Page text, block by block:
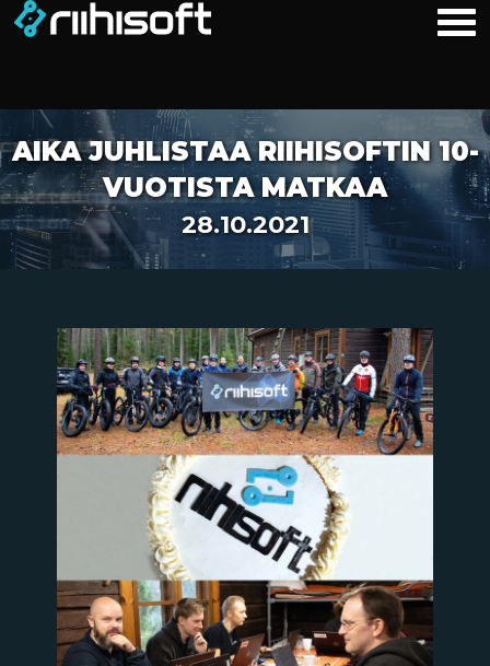
AIKA JUHLISTAA RIIHISOFTIN 10-
VUOTISTA MATKAA
28.10.2021